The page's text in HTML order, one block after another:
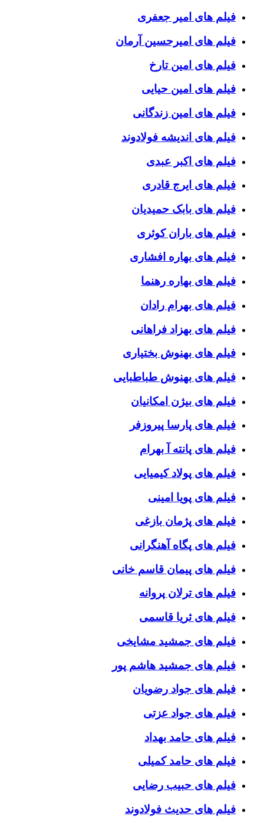
فیلم های امیر جعفری
فیلم های امیرحسین آرمان
فیلم های امین تارخ
فیلم های امین حیایی
فیلم های امین زندگانی
فیلم های اندیشه فولادوند
فیلم های اکبر عبدی
فیلم های ایرج قادری
فیلم های بابک حمیدیان
فیلم های باران کوثری
فیلم های بهاره افشاری
فیلم های بهاره رهنما
فیلم های بهرام رادان
فیلم های بهزاد فراهانی
فیلم های بهنوش بختیاری
فیلم های بهنوش طباطبایی
فیلم های بیژن امکانیان
فیلم های پارسا پیروزفر
فیلم های پانته آ بهرام
فیلم های پولاد کیمیایی
فیلم های پویا امینی
فیلم های پژمان بازغی
فیلم های پگاه آهنگرانی
فیلم های پیمان قاسم خانی
فیلم های ترلان پروانه
فیلم های ثریا قاسمی
فیلم های جمشید مشایخی
فیلم های جمشید هاشم پور
فیلم های جواد رضویان
فیلم های جواد عزتی
فیلم های حامد بهداد
فیلم های حامد کمیلی
فیلم های حبیب رضایی
فیلم های حدیث فولادوند